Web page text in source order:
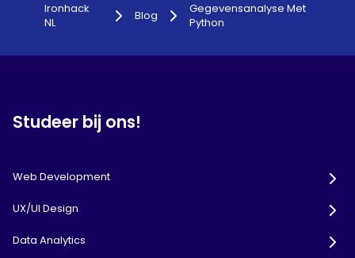
Ironhack
NL
Blog
Gegevensanalyse Met
Python
Studeer bij ons!
Web Development
UX/UI Design
Data Analytics